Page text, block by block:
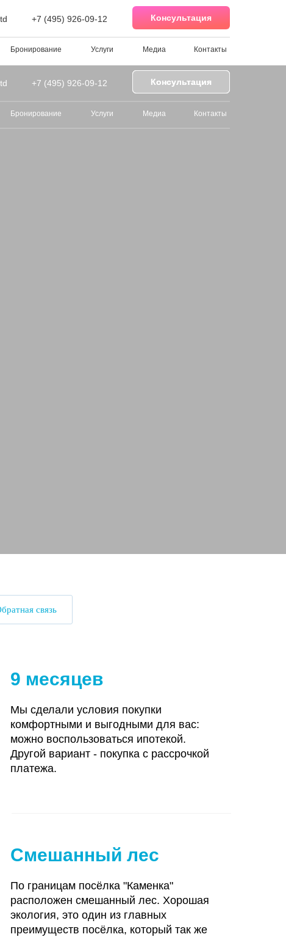
Консультация
Бронирование Услуги Медиа Контакты
+7 (495) 926-09-12
Консультация
Бронирование Услуги Медиа Контакты
+7 (495) 926-09-12 Консультация
связь
9 месяцев
Мы сделали условия покупки
комфортными и выгодными для вас:
можно воспользоваться ипотекой.
Другой вариант - покупка с рассрочкой
платежа.
Смешанный лес
По границам посёлка "Каменка"
расположен смешанный лес. Хорошая
экология, это один из главных
преимуществ посёлка, который так же